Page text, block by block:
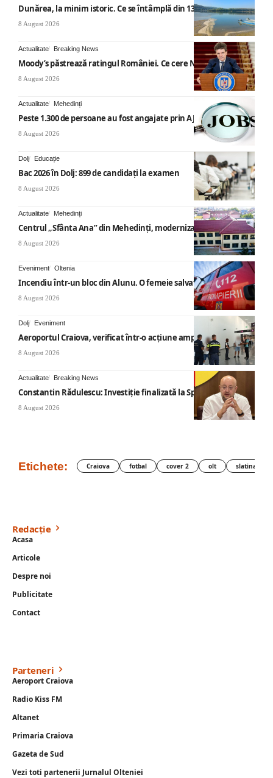
Dunărea, la minim istoric. Ce se întâmplă din 13 august
8 August 2026
Actualitate Breaking News
Moody’s păstrează ratingul României. Ce cere Nicușor Dan
8 August 2026
Actualitate Mehedinți
Peste 1.300 de persoane au fost angajate prin AJOFM Mehedinți
8 August 2026
Dolj Educație
Bac 2026 în Dolj: 899 de candidați la examen
8 August 2026
Actualitate Mehedinți
Centrul „Sfânta Ana” din Mehedinți, modernizat
8 August 2026
Eveniment Oltenia
Incendiu într-un bloc din Alunu. O femeie salvată
8 August 2026
Dolj Eveniment
Aeroportul Craiova, verificat într-o acțiune amplă
8 August 2026
Actualitate Breaking News
Constantin Rădulescu: Investiție finalizată la Spitalul Mihăești
8 August 2026
Etichete: Craiova fotbal cover 2 olt slatina
Redacție
Acasa
Articole
Despre noi
Publicitate
Contact
Parteneri
Aeroport Craiova
Radio Kiss FM
Altanet
Primaria Craiova
Gazeta de Sud
Vezi toti partenerii Jurnalul Olteniei